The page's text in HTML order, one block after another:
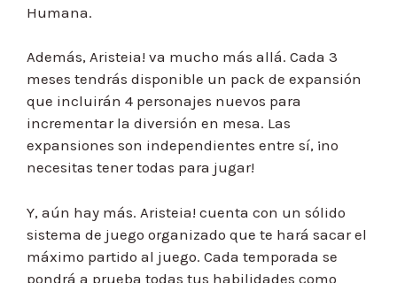
Humana.
Además, Aristeia! va mucho más allá. Cada 3
meses tendrás disponible un pack de expansión
que incluirán 4 personajes nuevos para
incrementar la diversión en mesa. Las
expansiones son independientes entre sí, ¡no
necesitas tener todas para jugar!
Y, aún hay más. Aristeia! cuenta con un sólido
sistema de juego organizado que te hará sacar el
máximo partido al juego. Cada temporada se
pondrá a prueba todas tus habilidades como